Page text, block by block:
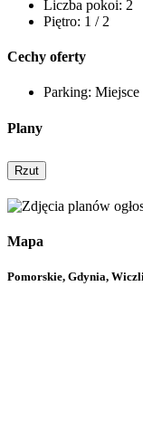
Liczba pokoi: 2
Piętro: 1 / 2
Cechy oferty
Parking: Miejsce
Plany
Rzut
Mapa
Pomorskie, Gdynia,